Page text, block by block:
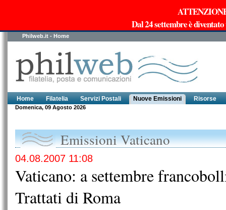
Dal 24 settembre è
Philweb.it - Home
Home Filatelia Servizi Postali Nuove Emissioni Risorse
Domenica, 09 Agosto 2026
Emissioni Vaticano
04.08.2007 11:08
Vaticano: a settembre
Trattati di Roma